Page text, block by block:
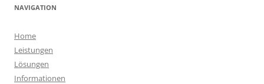
NAVIGATION
Home
Leistungen
Lösungen
Informationen